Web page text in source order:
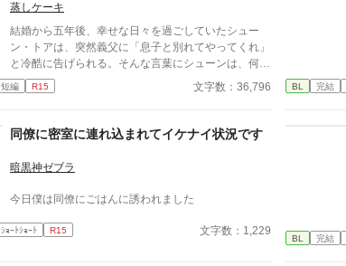
蒸しケーキ
結婚から五年後、幸せな日々を過ごしていたシュー
ン・トアは、突然義父に「息子と別れてやってくれ」
と冷酷に告げられる。そんな言葉にシューンは、何一
つ言い返せず、飲み込むしかなかった。そして、夫で
あるアインス・キールに離婚を切り出すが、アインス
短編 R15 文字数：36,796 BL 完結
同僚に密室に連れ込まれてイケナイ状況です
暗黒神ゼブラ
今日僕は同僚にごはんに誘われました
ｼｮｰﾄｼｮｰﾄ R15 文字数：1,229
BL 完結